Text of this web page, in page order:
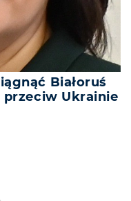
Białoruś
przeciw Ukrainie